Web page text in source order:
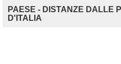
PAESE - DISTANZE DALLE
D'ITALIA